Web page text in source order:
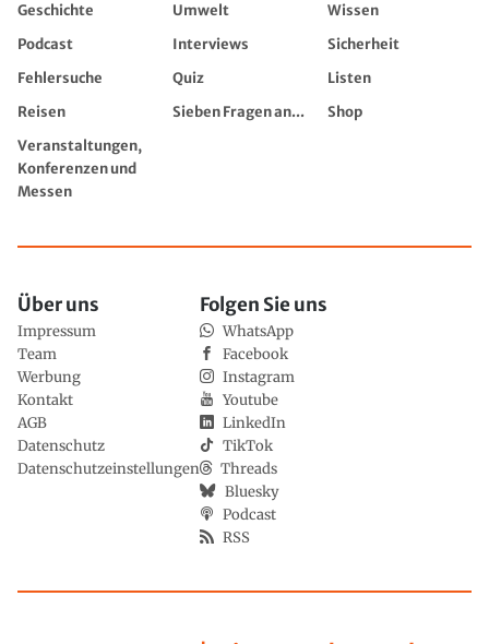
Geschichte Umwelt
Wissen
Podcast
Interviews
Sicherheit
Fehlersuche
Quiz
Listen
Reisen
Sieben Fragen an...
Shop
Veranstaltungen,
Konferenzen und
Messen
Über uns
Impressum
Team
Werbung
Kontakt
AGB
Datenschutz
Datenschutzeinstellungen
Folgen Sie uns
WhatsApp
Facebook
Instagram
Youtube
LinkedIn
TikTok
Threads
Bluesky
Podcast
RSS